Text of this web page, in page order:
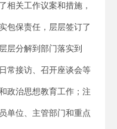
相关工作议案和措施，
包保责任，层层签订了
层分解到部门落实到
常接访、召开座谈会等
政治思想教育工作；注
单位、主管部门和重点